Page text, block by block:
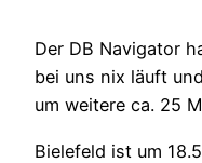
Der DB Navigator
bei uns nix läuft
um weitere ca. 25
Bielefeld ist um